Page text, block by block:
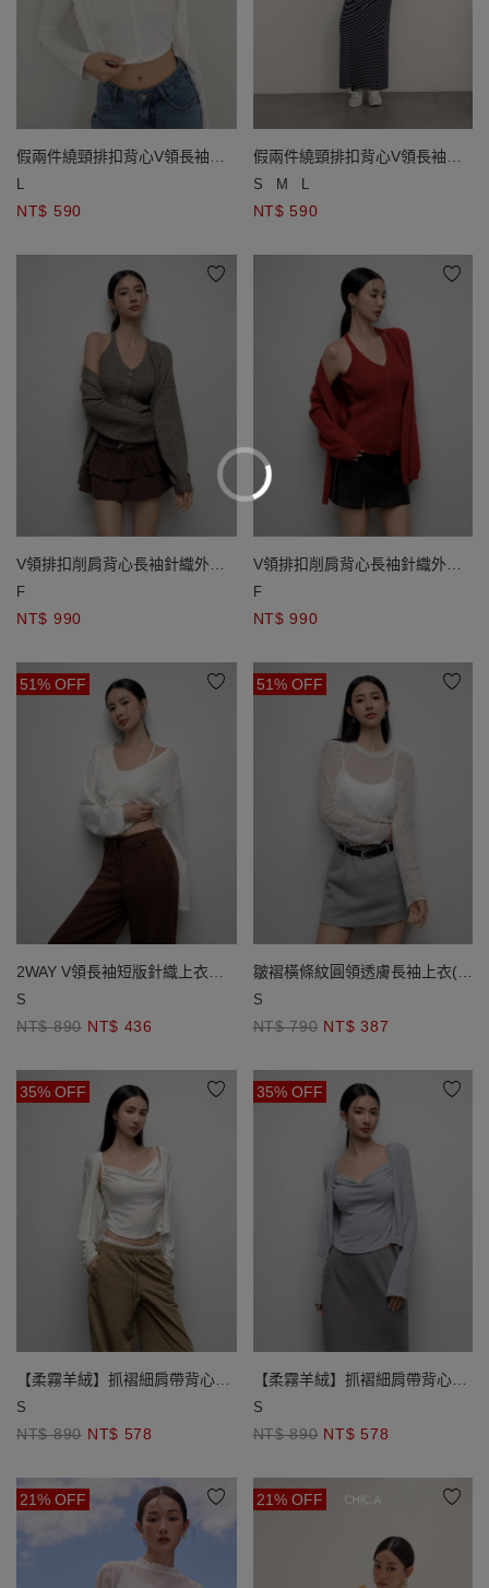
假兩件繞頸排扣背心V領長袖短
版羅紋開襟衫
L
NT$ 590
假兩件繞頸排扣背心V領長袖短
版羅紋開襟衫
S M L
NT$ 590
V領排扣削肩背心長袖針織外套
套裝
F
NT$ 990
V領排扣削肩背心長袖針織外套
套裝
F
NT$ 990
51% OFF
2WAY V領長袖短版針織上衣細
肩帶背心套裝
S
NT$ 890 NT$ 436
51% OFF
皺褶橫條紋圓領透膚長袖上衣(附
背心)
S
NT$ 790 NT$ 387
35% OFF
【柔霧羊絨】抓褶細肩帶背心長
袖開襟衫套裝
S
NT$ 890 NT$ 578
35% OFF
【柔霧羊絨】抓褶細肩帶背心長
袖開襟衫套裝
S
NT$ 890 NT$ 578
21% OFF 21% OFF